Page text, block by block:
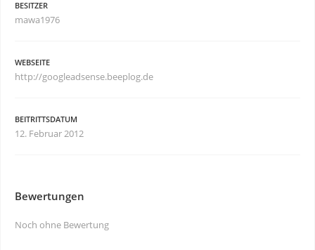
BESITZER
mawa1976
WEBSEITE
http://googleadsense.beeplog.de
BEITRITTSDATUM
12. Februar 2012
Bewertungen
Noch ohne Bewertung